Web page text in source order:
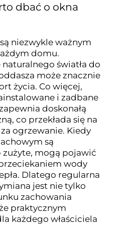
dbać o okna
niezwykle ważnym
domu.
naturalnego światła do
może znacznie
życia. Co więcej,
i zadbane
doskonałą
co przekłada się na
ogrzewanie. Kiedy
są
zużyte, mogą pojawić
wody
Dlatego regularna
jest nie tylko
zachowania
praktycznym
każdego właściciela